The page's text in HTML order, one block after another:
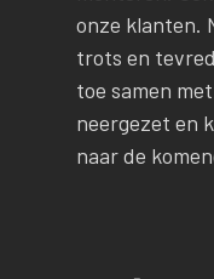
onze klanten.
trots en
toe samen
neergezet en
naar de